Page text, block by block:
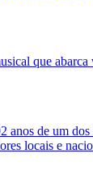
que
de um
locais e